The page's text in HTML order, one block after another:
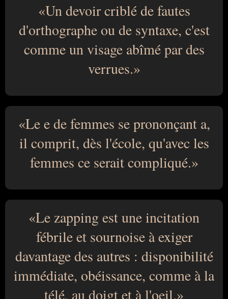
Un devoir criblé de fautes
d'orthographe ou de syntaxe, c'est
comme un visage abîmé par des
verrues.
Le e de femmes se prononçant a,
il comprit, dès l'école, qu'avec les
femmes ce serait compliqué.
Le zapping est une incitation
fébrile et sournoise à exiger
davantage des autres : disponibilité
immédiate, obéissance, comme à la
télé, au doigt et à l'oeil.